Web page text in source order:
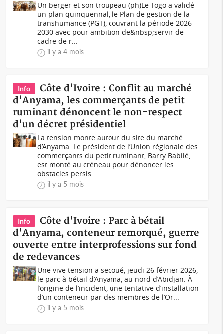
Un berger et son troupeau (ph)Le Togo a validé
un plan quinquennal, le Plan de gestion de la
transhumance (PGT), couvrant la période 2026-
2030 avec pour ambition de&nbsp;servir de
cadre de r...
il y a 4 mois
Info
Côte d'Ivoire : Conflit au marché
d'Anyama, les commerçants de petit
ruminant dénoncent le non-respect
d'un décret présidentiel
La tension monte autour du site du marché
d’Anyama. Le président de l’Union régionale des
commerçants du petit ruminant, Barry Babilé,
est monté au créneau pour dénoncer les
obstacles persis...
il y a 5 mois
Info
Côte d'Ivoire : Parc à bétail
d'Anyama, conteneur remorqué, guerre
ouverte entre interprofessions sur fond
de redevances
Une vive tension a secoué, jeudi 26 février 2026,
le parc à bétail d’Anyama, au nord d’Abidjan. À
l’origine de l’incident, une tentative d’installation
d’un conteneur par des membres de l’Or...
il y a 5 mois